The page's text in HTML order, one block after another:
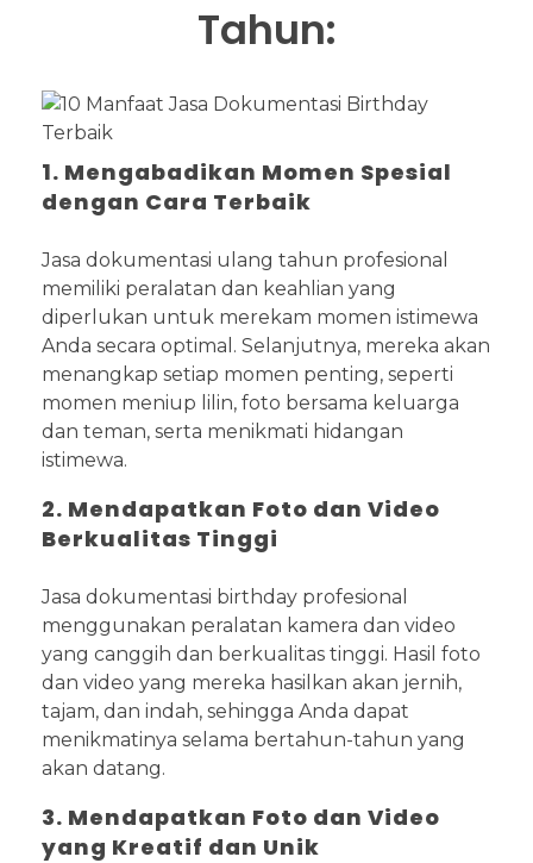
Tahun:
1. Mengabadikan Momen Spesial
dengan Cara Terbaik
Jasa dokumentasi ulang tahun profesional
memiliki peralatan dan keahlian yang
diperlukan untuk merekam momen istimewa
Anda secara optimal. Selanjutnya, mereka akan
menangkap setiap momen penting, seperti
momen meniup lilin, foto bersama keluarga
dan teman, serta menikmati hidangan
istimewa.
2. Mendapatkan Foto dan Video
Berkualitas Tinggi
Jasa dokumentasi birthday profesional
menggunakan peralatan kamera dan video
yang canggih dan berkualitas tinggi. Hasil foto
dan video yang mereka hasilkan akan jernih,
tajam, dan indah, sehingga Anda dapat
menikmatinya selama bertahun-tahun yang
akan datang.
3. Mendapatkan Foto dan Video
yang Kreatif dan Unik